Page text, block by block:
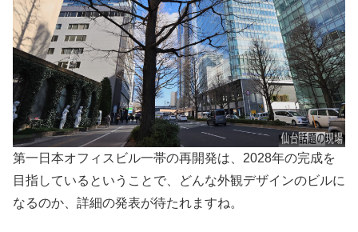
第一日本オフィスビル一帯の再開発は、2028年の完成を
目指しているということで、どんな外観デザインのビルに
なるのか、詳細の発表が待たれますね。